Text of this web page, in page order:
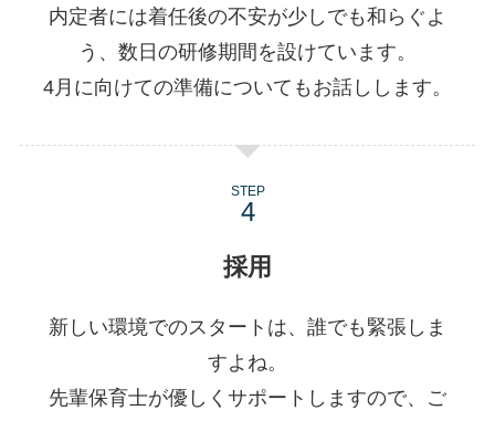
内定者には着任後の不安が少しでも和らぐよ
う、数日の研修期間を設けています。
4月に向けての準備についてもお話しします。
STEP
採用
新しい環境でのスタートは、誰でも緊張しま
すよね。
先輩保育士が優しくサポートしますので、ご